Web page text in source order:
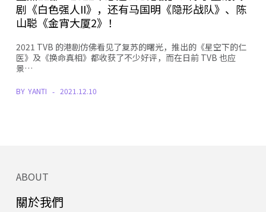
剧《白色强人II》，还有马国明《隐形战队》、陈
山聪《金宵大厦2》！
2021 TVB 的港剧仿佛看见了复苏的曙光，推出的《星空下的仁
医》及《换命真相》都收获了不少好评，而在日前 TVB 也应
景…
BY YANTI 2021.12.10
ABOUT
關於我們